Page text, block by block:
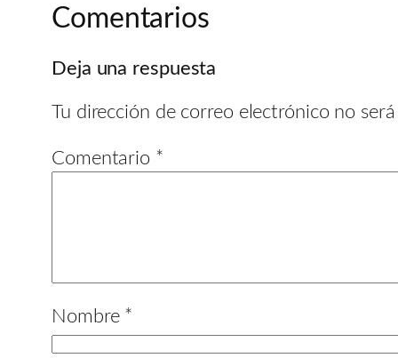
Comentarios
Deja una respuesta
Tu dirección de correo electrónico no
Comentario *
Nombre *